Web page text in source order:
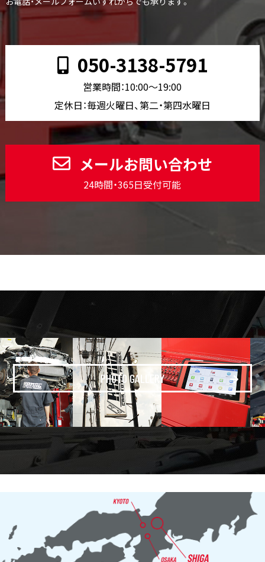
050-3138-5791
営業時間：10:00〜19:00
定休日：毎週火曜日、第二・第四水曜日
メールお問い合わせ
24時間・365日受付可能
PHOTO GALLERY